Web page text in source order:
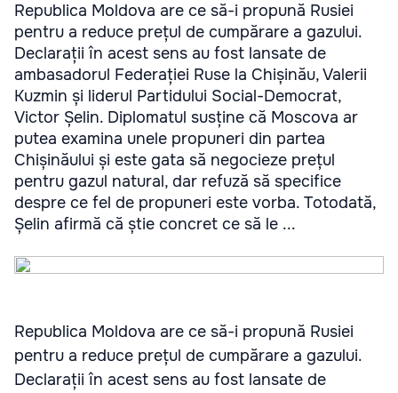
Republica Moldova are ce să-i propună Rusiei
pentru a reduce prețul de cumpărare a gazului.
Declarații în acest sens au fost lansate de
ambasadorul Federației Ruse la Chișinău, Valerii
Kuzmin și liderul Partidului Social-Democrat,
Victor Șelin. Diplomatul susține că Moscova ar
putea examina unele propuneri din partea
Chișinăului și este gata să negocieze prețul
pentru gazul natural, dar refuză să specifice
despre ce fel de propuneri este vorba. Totodată,
Șelin afirmă că știe concret ce să le ...
Republica Moldova are ce să-i propună Rusiei
pentru a reduce prețul de cumpărare a gazului.
Declarații în acest sens au fost lansate de